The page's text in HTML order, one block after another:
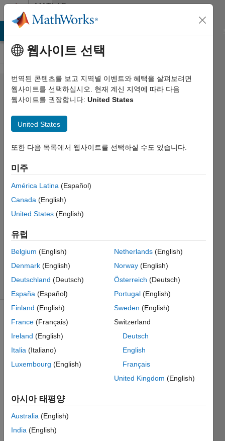
콘텐츠로 바로 가기
MATLAB
Answers
Calling
dll in
protected
model.
Quentin
Coret
2023 3월
30
답변
채택됨
업데이트
시간: 2023
3월 30
I've
been
to call
웹사이트 선택
번역된 콘텐츠를 보고 지역별 이벤트와 혜택을 살펴보려면
웹사이트를 선택하십시오. 현재 계신 지역에 따라 다음
웹사이트를 권장합니다: United States
United States
또한 다음 목록에서 웹사이트를 선택하실 수도 있습니다.
미주
América Latina (Español)
Canada (English)
United States (English)
유럽
Belgium (English)
Denmark (English)
Deutschland (Deutsch)
España (Español)
Finland (English)
France (Français)
Ireland (English)
Italia (Italiano)
Luxembourg (English)
Netherlands(English)
Norway(English)
Österreich (Deutsch)
Portugal(English)
Sweden (English)
Switzerland
Deutsch
English
Français
United Kingdom (English)
아시아 태평양
Australia (English)
India (English)